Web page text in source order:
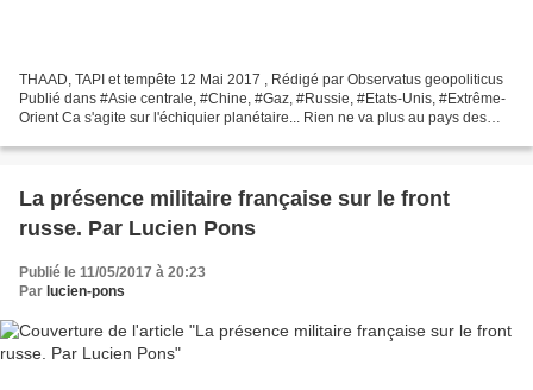
THAAD, TAPI et tempête 12 Mai 2017 , Rédigé par Observatus geopoliticus
Publié dans #Asie centrale, #Chine, #Gaz, #Russie, #Etats-Unis, #Extrême-
Orient Ca s'agite sur l'échiquier planétaire... Rien ne va plus au pays des
La présence militaire française sur le front
russe. Par Lucien Pons
Publié le 11/05/2017 à 20:23
Par lucien-pons